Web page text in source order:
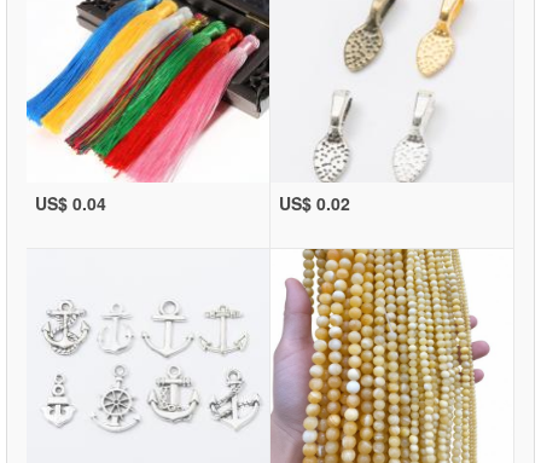
US$ 0.04 US$ 0.02